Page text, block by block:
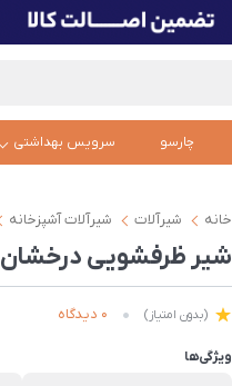
چارسو سرویس بهداشتی
خانه شیرآلات شیرآلات آشپزخانه
شیر ظرفشویی
(بدون امتیاز) 0 دیدگاه
ویژگی‌ها